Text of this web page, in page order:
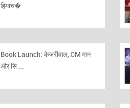
हिमाच� ...
Book Launch: केजरीवाल, CM मान
और सि ...